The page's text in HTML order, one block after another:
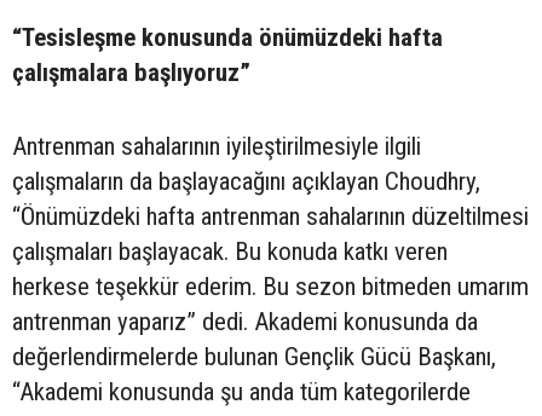
“Tesisleşme konusunda önümüzdeki hafta
çalışmalara başlıyoruz”
Antrenman sahalarının iyileştirilmesiyle ilgili
çalışmaların da başlayacağını açıklayan Choudhry,
“Önümüzdeki hafta antrenman sahalarının düzeltilmesi
çalışmaları başlayacak. Bu konuda katkı veren
herkese teşekkür ederim. Bu sezon bitmeden umarım
antrenman yaparız” dedi. Akademi konusunda da
değerlendirmelerde bulunan Gençlik Gücü Başkanı,
“Akademi konusunda şu anda tüm kategorilerde